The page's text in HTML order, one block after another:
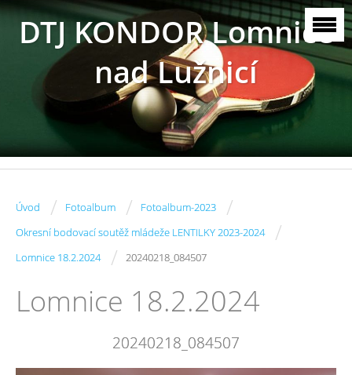
DTJ KONDOR Lomnice
nad Lužnicí
Úvod / Fotoalbum / Fotoalbum-2023 /
Okresní bodovací soutěž mládeže LENTILKY 2023-2024 /
Lomnice 18.2.2024 / 20240218_084507
Lomnice 18.2.2024
20240218_084507